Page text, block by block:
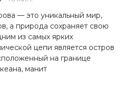
— это уникальный мир,
а природа сохраняет свою
из самых ярких
цепи является остров
на границе
манит